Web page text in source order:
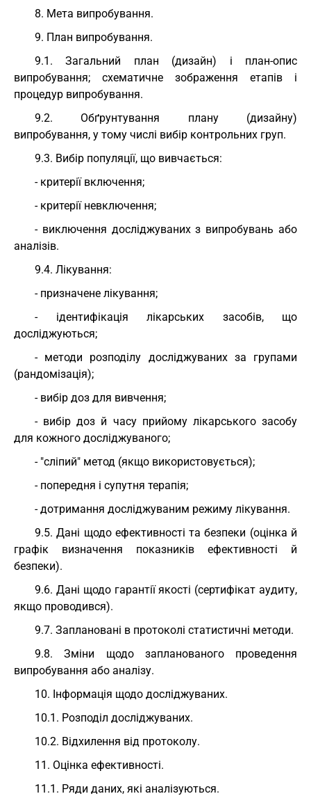
8. Мета випробування.
9. План випробування.
9.1. Загальний план (дизайн) і план-опис
випробування; схематичне зображення етапів і
процедур випробування.
9.2. Обґрунтування плану (дизайну)
випробування, у тому числі вибір контрольних груп.
9.3. Вибір популяції, що вивчається:
- критерії включення;
- критерії невключення;
- виключення досліджуваних з випробувань або
аналізів.
9.4. Лікування:
- призначене лікування;
- ідентифікація лікарських засобів, що
досліджуються;
- методи розподілу досліджуваних за групами
(рандомізація);
- вибір доз для вивчення;
- вибір доз й часу прийому лікарського засобу
для кожного досліджуваного;
- "сліпий" метод (якщо використовується);
- попередня і супутня терапія;
- дотримання досліджуваним режиму лікування.
9.5. Дані щодо ефективності та безпеки (оцінка й
графік визначення показників ефективності й
безпеки).
9.6. Дані щодо гарантії якості (сертифікат аудиту,
якщо проводився).
9.7. Заплановані в протоколі статистичні методи.
9.8. Зміни щодо запланованого проведення
випробування або аналізу.
10. Інформація щодо досліджуваних.
10.1. Розподіл досліджуваних.
10.2. Відхилення від протоколу.
11. Оцінка ефективності.
11.1. Ряди даних, які аналізуються.